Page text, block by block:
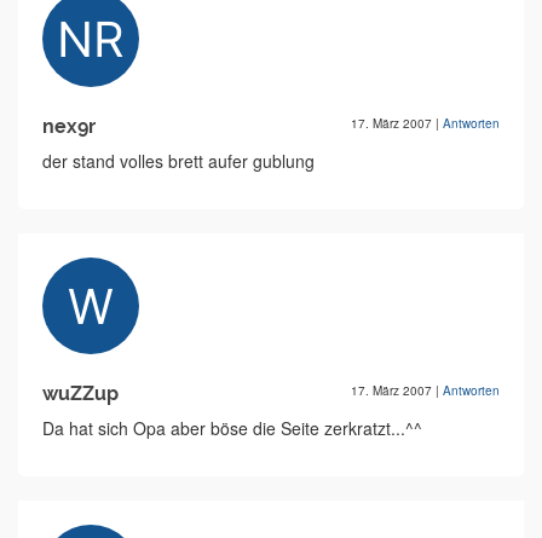
nex9r 17. März 2007 | Antworten
der stand volles brett aufer gublung
wuZZup 17. März 2007 | Antworten
Da hat sich Opa aber böse die Seite zerkratzt...^^